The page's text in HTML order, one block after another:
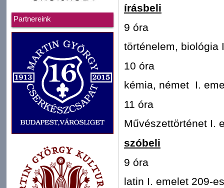
Partnereink
írásbeli
9 óra
történelem, biológia
10 óra
kémia, német I.
11 óra
Művészettörténet I.
szóbeli
9 óra
latin I. emelet 209-